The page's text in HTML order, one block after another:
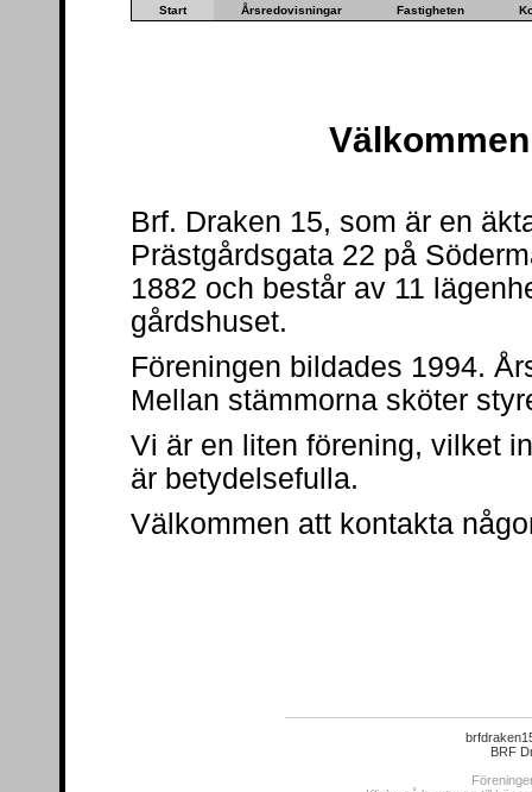
Start Årsredovisningar Fastigheten
Brf. Draken 15, som är en
Prästgårdsgata 22 på
1882 och består av 11
gårdshuset.
Föreningen bildades 1994.
Mellan stämmorna sköter
Vi är en liten förening, vilket
är betydelsefulla.
Välkommen att kontakta
BRF